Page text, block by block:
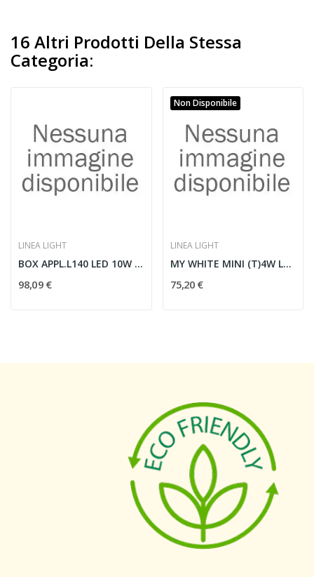
16 Altri Prodotti Della Stessa
Categoria:
LINEA LIGHT
BOX APPL.L140 LED 10W GR.BETON
98,09 €
Non Disponibile
LINEA LIGHT
MY WHITE MINI (T)4W LED PN
75,20 €